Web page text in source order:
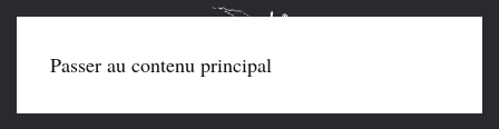
Passer au contenu principal